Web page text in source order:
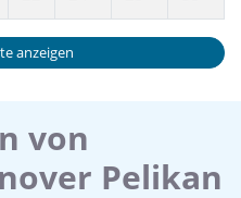
anzeigen
von
Pelikan